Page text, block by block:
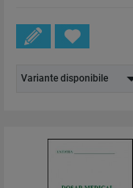
Variante disponibile